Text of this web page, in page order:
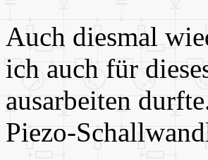
Auch diesmal
ich auch für
ausarbeiten
Piezo-